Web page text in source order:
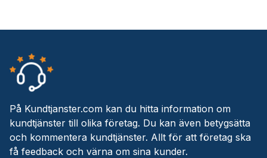
På Kundtjanster.com kan du hitta information om
kundtjänster till olika företag. Du kan även betygsätta
och kommentera kundtjänster. Allt för att företag ska
få feedback och värna om sina kunder.